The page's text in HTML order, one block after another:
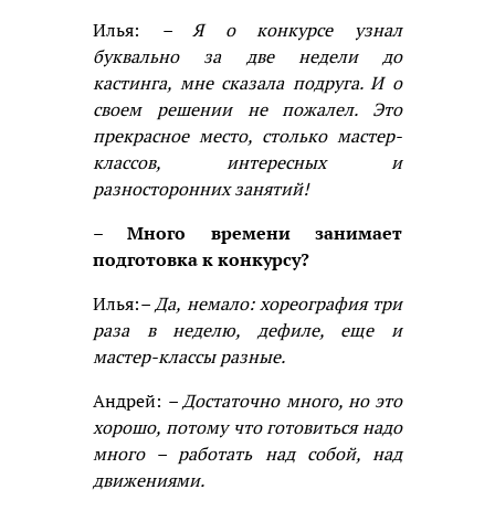
Илья:
– Я о конкурсе узнал
буквально за две недели до
кастинга, мне сказала подруга. И о
своем решении не пожалел. Это
прекрасное место, столько мастер-
классов, интересных и
разносторонних занятий!
– Много времени занимает
подготовка к конкурсу?
Илья:– Да, немало: хореография три
раза в неделю, дефиле, еще и
мастер-классы разные.
Андрей: – Достаточно много, но это
хорошо, потому что готовиться надо
много – работать над собой, над
движениями.